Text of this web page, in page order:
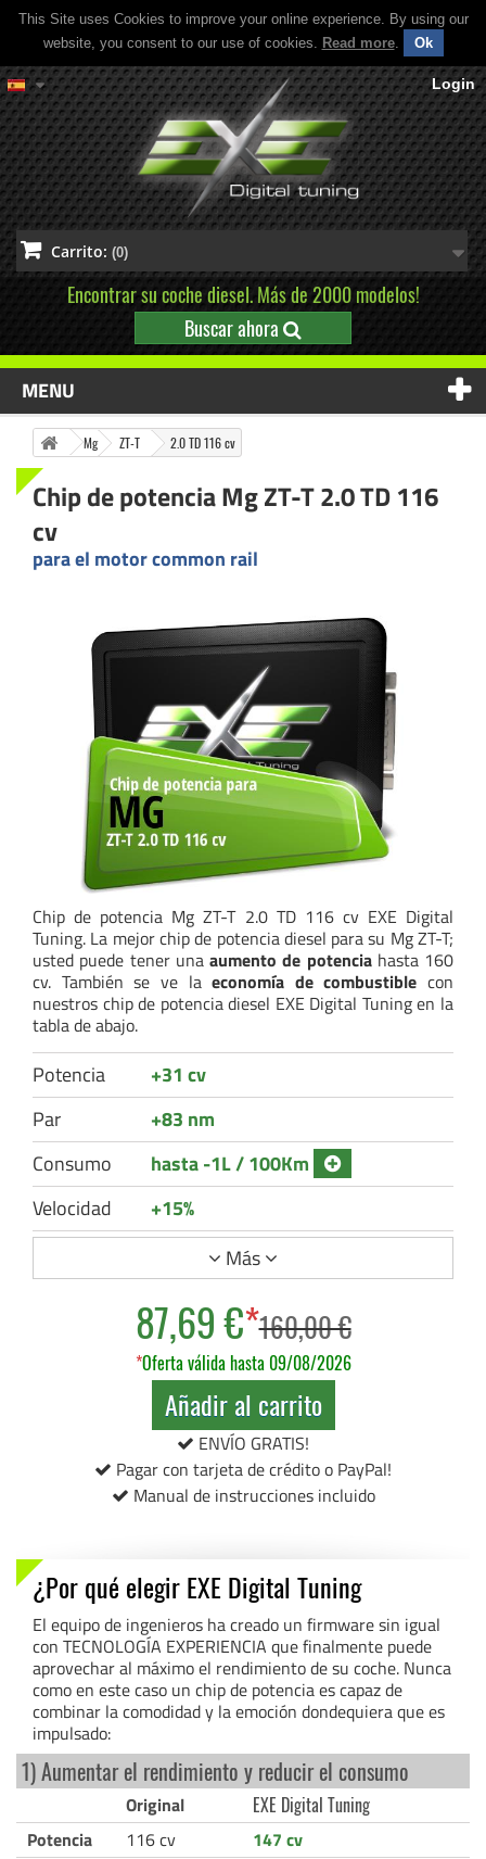
This Site uses Cookies to improve your online experience. By using our
website, you consent to our use of cookies. Read more. Ok
Login
Carrito: (0)
Encontrar su coche diesel. Más de 2000 modelos!
Buscar ahora
MENU
Mg ZT-T 2.0 TD 116 cv
Chip de potencia Mg ZT-T 2.0 TD 116
cv
para el motor common rail
Chip de potencia Mg ZT-T 2.0 TD 116 cv EXE Digital
Tuning. La mejor chip de potencia diesel para su Mg ZT-T;
usted puede tener una aumento de potenciahasta 160
cv. También se ve laeconomía de combustible con
nuestros chip de potencia diesel EXE Digital Tuning en la
tabla de abajo.
Potencia
+31 cv
Par
+83 nm
Consumo
hasta -1L / 100Km
Velocidad
+15%
Más
87,69 €*160,00 €
*Oferta válida hasta 09/08/2026
Añadir al carrito
ENVÍO GRATIS!
Pagar con tarjeta de crédito o PayPal!
Manual de instrucciones incluido
¿Por qué elegir EXE Digital Tuning
El equipo de ingenieros ha creado un firmware sin igual
con TECNOLOGÍA EXPERIENCIA que finalmente puede
aprovechar al máximo el rendimiento de su coche. Nunca
como en este caso un chip de potencia es capaz de
combinar la comodidad y la emoción dondequiera que es
impulsado:
1) Aumentar el rendimiento y reducir el consumo
Original
EXE Digital Tuning
Potencia
116 cv
147 cv